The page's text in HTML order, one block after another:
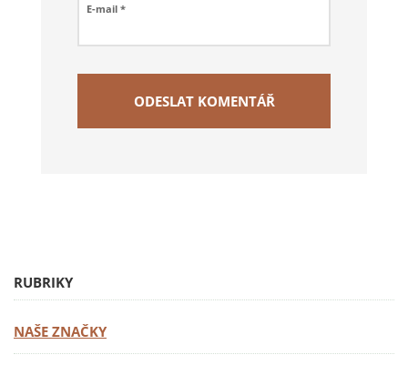
E-mail *
RUBRIKY
NAŠE ZNAČKY